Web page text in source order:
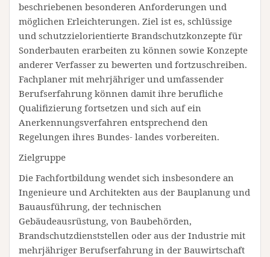
beschriebenen besonderen Anforderungen und
möglichen Erleichterungen. Ziel ist es, schlüssige
und schutzzielorientierte Brandschutzkonzepte für
Sonderbauten erarbeiten zu können sowie Konzepte
anderer Verfasser zu bewerten und fortzuschreiben.
Fachplaner mit mehrjähriger und umfassender
Berufserfahrung können damit ihre berufliche
Qualifizierung fortsetzen und sich auf ein
Anerkennungsverfahren entsprechend den
Regelungen ihres Bundes- landes vorbereiten.
Zielgruppe
Die Fachfortbildung wendet sich insbesondere an
Ingenieure und Architekten aus der Bauplanung und
Bauausführung, der technischen
Gebäudeausrüstung, von Baubehörden,
Brandschutzdienststellen oder aus der Industrie mit
mehrjähriger Berufserfahrung in der Bauwirtschaft